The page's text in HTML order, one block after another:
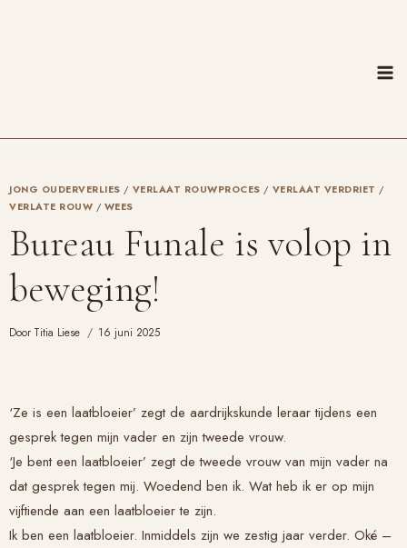
JONG OUDERVERLIES / VERLAAT ROUWPROCES / VERLAAT VERDRIET /
VERLATE ROUW / WEES
Bureau Funale is volop in
beweging!
Door Titia Liese 16 juni 2025
‘Ze is een laatbloeier’ zegt de aardrijkskunde leraar tijdens een
gesprek tegen mijn vader en zijn tweede vrouw.
‘Je bent een laatbloeier’ zegt de tweede vrouw van mijn vader na
dat gesprek tegen mij. Woedend ben ik. Wat heb ik er op mijn
vijftiende aan een laatbloeier te zijn.
Ik ben een laatbloeier. Inmiddels zijn we zestig jaar verder. Oké –